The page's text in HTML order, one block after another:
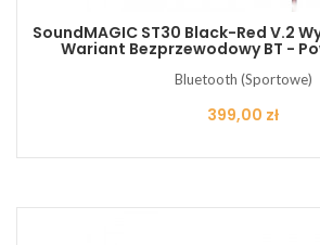
SoundMAGIC ST30 Black-Red V.2
Wariant Bezprzewodowy BT -
Bluetooth (Sportowe)
Cena
399,00 zł